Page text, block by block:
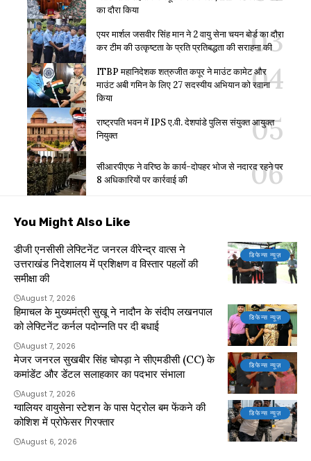
का दौरा किया
एयर मार्शल जसवीर सिंह मान ने 2 वायु सेना चयन बोर्ड का दौरा
कर टीम की उत्कृष्टता के प्रति प्रतिबद्धता की सराहना की
ITBP महानिदेशक शत्रुजीत कपूर ने माउंट कामेट और
माउंट अबी गमिन के लिए 27 सदस्यीय अभियान को रवाना
किया
राष्ट्रपति भवन में IPS ए.वी. देशपांडे पुलिस संयुक्त आयुक्त
नियुक्त
सीआरपीएफ ने वरिष्ठ के कार्य-दोपहर भोज से नदारद रहने पर
8 अधिकारियों पर कार्रवाई की
You Might Also Like
डिफेन्स न्यूज़
डीजी एनसीसी लेफ्टिनेंट जनरल वीरेन्द्र वात्स ने
उत्तराखंड निदेशालय में प्रशिक्षण व विस्तार पहलों की
समीक्षा की
August 7, 2026
डिफेन्स न्यूज़
हिमाचल के मुख्यमंत्री सुखू ने नादौन के संदीप लखनपाल
को लेफ्टिनेंट कर्नल पदोन्नति पर दी बधाई
August 7, 2026
डिफेन्स न्यूज़
मेजर जनरल सुखबीर सिंह चोपड़ा ने सीएमडीसी (CC) के
कमांडेंट और डेंटल सलाहकार का पदभार संभाला
August 7, 2026
डिफेन्स न्यूज़
ग्वालियर वायुसेना स्टेशन के पास पेट्रोल बम फेंकने की
कोशिश में प्रोफेसर गिरफ्तार
August 6, 2026